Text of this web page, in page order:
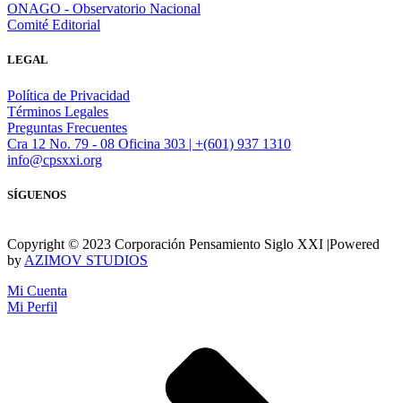
ONAGO - Observatorio Nacional
Comité Editorial
LEGAL
Política de Privacidad
Términos Legales
Preguntas Frecuentes
Cra 12 No. 79 - 08 Oficina 303 | +(601) 937 1310
info@cpsxxi.org
SÍGUENOS
Copyright © 2023 Corporación Pensamiento Siglo XXI |Powered
by AZIMOV STUDIOS
Mi Cuenta
Mi Perfil